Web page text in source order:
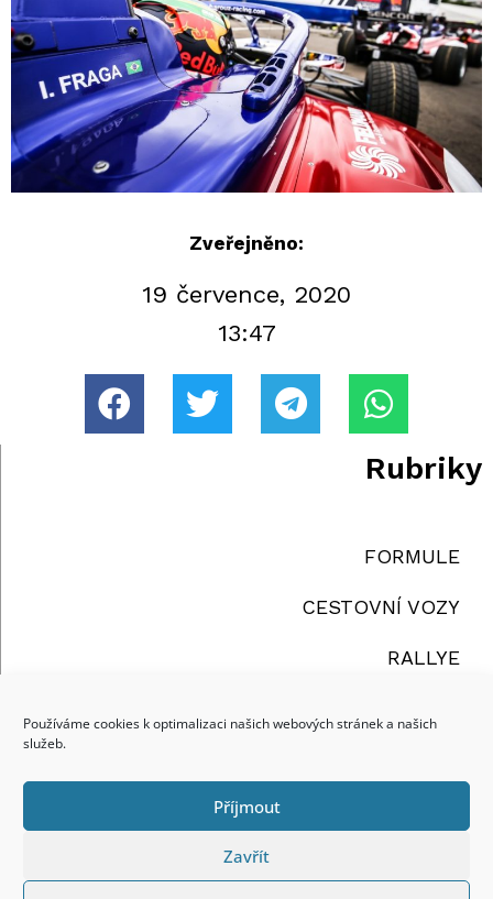
Používáme cookies k optimalizaci našich webových stránek a našich
služeb.
Příjmout
Zavřít
Zveřejněno:
19 července, 2020
13:47
Rubriky
FORMULE
CESTOVNÍ VOZY
RALLYE